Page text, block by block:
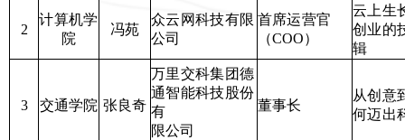
2
计算机学
院
冯苑
众云网科技有限
公司
首席运营官
（COO）
云上生
创业的
辑
3 交通学院 张良奇
万里交科集团德
通智能科技股份
有
限公司
董事长
从创意
何迈出